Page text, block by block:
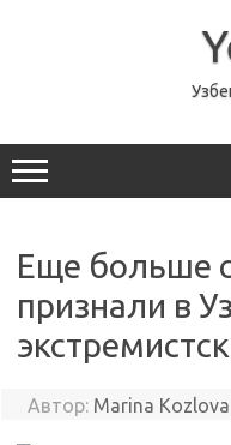
Еще больше
признали в
Автор: Marina Kozlova